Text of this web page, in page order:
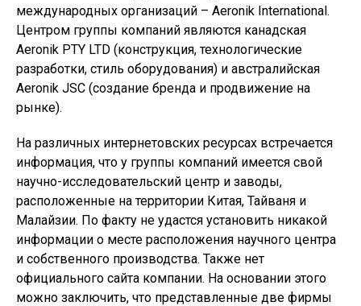
международных организаций – Aeronik International.
Центром группы компаний являются канадская
Aeronik PTY LTD (конструкция, технологические
разработки, стиль оборудования) и австралийская
Aeronik JSC (создание бренда и продвижение на
рынке).
На различных интернетовских ресурсах встречается
информация, что у группы компаний имеется свой
научно-исследовательский центр и заводы,
расположенные на территории Китая, Тайваня и
Малайзии. По факту не удастся установить никакой
информации о месте расположения научного центра
и собственного производства. Также нет
официального сайта компании. На основании этого
можно заключить, что представленные две фирмы